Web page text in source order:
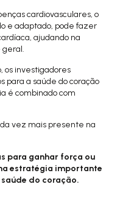
cardiovasculares, o
e adaptado, pode fazer
ajudando na
geral.
os investigadores
para a saúde do coração
é combinado com
vez mais presente na
para ganhar força ou
estratégia importante
do coração.